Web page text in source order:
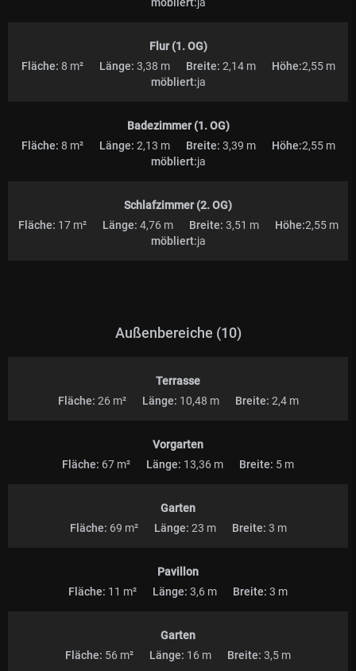
Flur (1. OG)
Fläche: 8 m² Länge: 3,38 m Breite: 2,14 m Höhe:2,55 m
möbliert:ja
Badezimmer (1. OG)
Fläche: 8 m² Länge: 2,13 m Breite: 3,39 m Höhe:2,55 m
möbliert:ja
Schlafzimmer (2. OG)
Fläche: 17 m² Länge: 4,76 m Breite: 3,51 m Höhe:2,55 m
möbliert:ja
Außenbereiche (10)
Terrasse
Fläche: 26 m² Länge: 10,48 m Breite: 2,4 m
Vorgarten
Fläche: 67 m² Länge: 13,36 m Breite: 5 m
Garten
Fläche: 69 m² Länge: 23 m Breite: 3 m
Pavillon
Fläche: 11 m² Länge: 3,6 m Breite: 3 m
Garten
Fläche: 56 m² Länge: 16 m Breite: 3,5 m